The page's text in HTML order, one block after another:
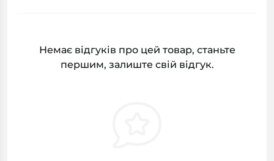
Немає відгуків про цей товар, станьте
першим, залиште свій відгук.